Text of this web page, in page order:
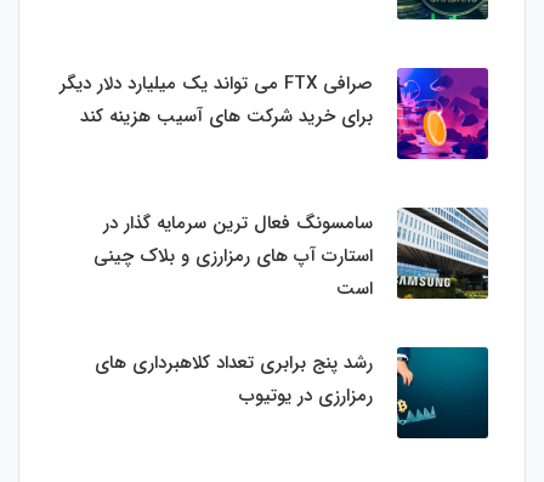
صرافی FTX می تواند یک میلیارد دلار دیگر
برای خرید شرکت های آسیب هزینه کند
سامسونگ فعال‌ ترین سرمایه‌ گذار در
استارت‌ آپ‌ های رمزارزی و بلاک چینی
است
رشد پنج برابری تعداد کلاهبرداری های
رمزارزی در یوتیوب